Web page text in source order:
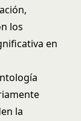
los
en
la